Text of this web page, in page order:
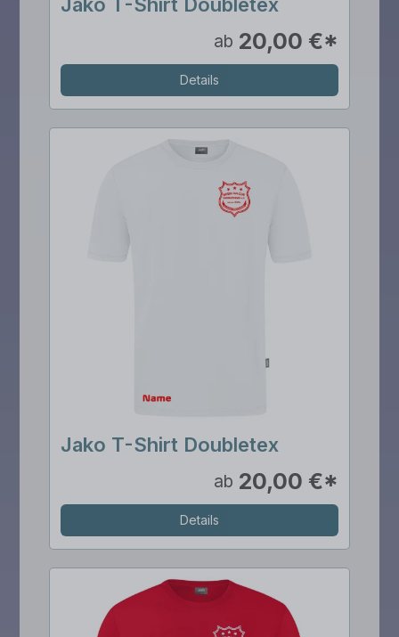
ab 20,00 €*
Details
Jako T-Shirt Doubletex
ab 20,00 €*
Details